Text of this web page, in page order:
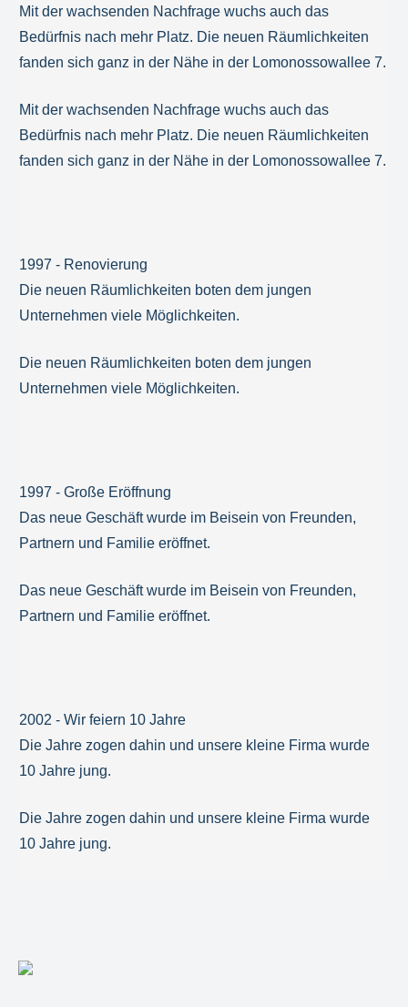
Mit der wachsenden Nachfrage wuchs auch das
Bedürfnis nach mehr Platz. Die neuen Räumlichkeiten
fanden sich ganz in der Nähe in der Lomonossowallee 7.
Mit der wachsenden Nachfrage wuchs auch das
Bedürfnis nach mehr Platz. Die neuen Räumlichkeiten
fanden sich ganz in der Nähe in der Lomonossowallee 7.
1997 - Renovierung
Die neuen Räumlichkeiten boten dem jungen
Unternehmen viele Möglichkeiten.
Die neuen Räumlichkeiten boten dem jungen
Unternehmen viele Möglichkeiten.
1997 - Große Eröffnung
Das neue Geschäft wurde im Beisein von Freunden,
Partnern und Familie eröffnet.
Das neue Geschäft wurde im Beisein von Freunden,
Partnern und Familie eröffnet.
2002 - Wir feiern 10 Jahre
Die Jahre zogen dahin und unsere kleine Firma wurde
10 Jahre jung.
Die Jahre zogen dahin und unsere kleine Firma wurde
10 Jahre jung.